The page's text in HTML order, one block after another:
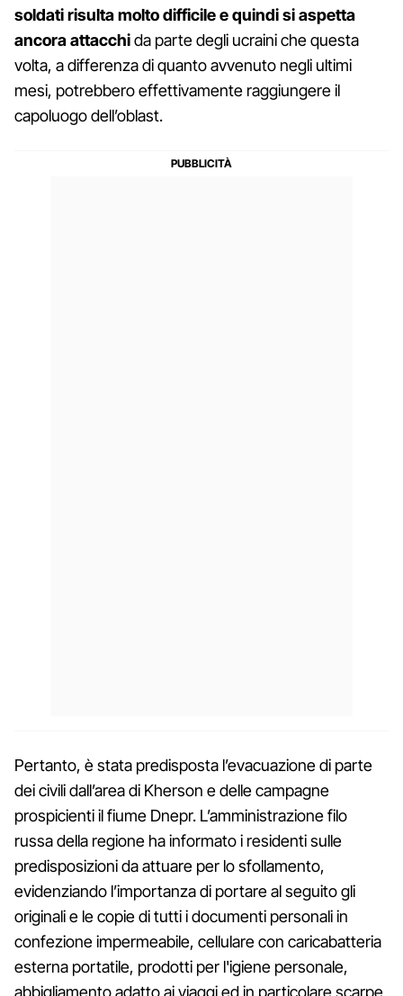
soldati risulta molto difficile e quindi si aspetta
ancora attacchida parte degli ucraini che questa
volta, a differenza di quanto avvenuto negli ultimi
mesi, potrebbero effettivamente raggiungere il
capoluogo dell’oblast.
Pertanto, è stata predisposta l’evacuazione di parte
dei civili dall’area di Kherson e delle campagne
prospicienti il fiume Dnepr. L’amministrazione filo
russa della regione ha informato i residenti sulle
predisposizioni da attuare per lo sfollamento,
evidenziando l’importanza di portare al seguito gli
originali e le copie di tutti i documenti personali in
confezione impermeabile, cellulare con caricabatteria
esterna portatile, prodotti per l'igiene personale,
abbigliamento adatto ai viaggi ed in particolare scarpe